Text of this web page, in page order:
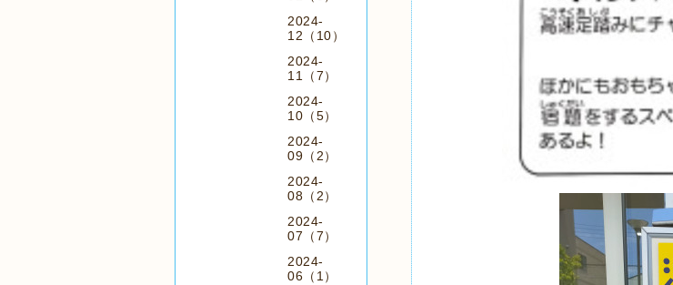
2024-
12（10）
2024-
11（7）
2024-
10（5）
2024-
09（2）
2024-
08（2）
2024-
07（7）
2024-
06（1）